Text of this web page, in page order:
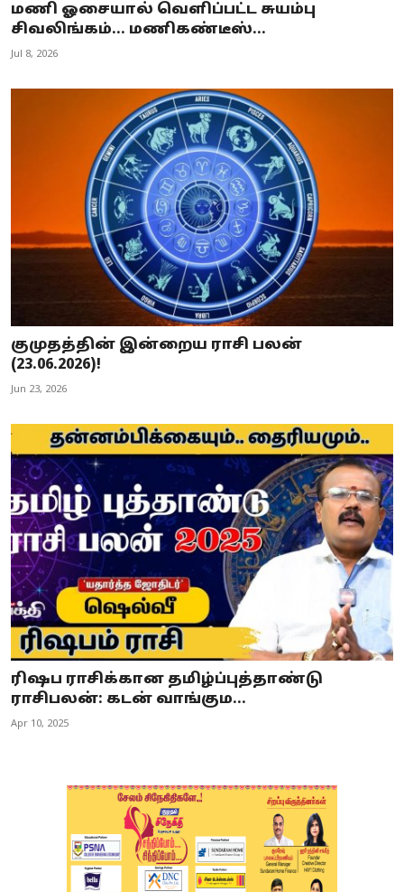
மணி ஓசையால் வெளிப்பட்ட சுயம்பு
சிவலிங்கம்... மணிகண்டீஸ்...
Jul 8, 2026
குமுதத்தின் இன்றைய ராசி பலன்
(23.06.2026)!
Jun 23, 2026
ரிஷப ராசிக்கான தமிழ்ப்புத்தாண்டு
ராசிபலன்: கடன் வாங்கும...
Apr 10, 2025